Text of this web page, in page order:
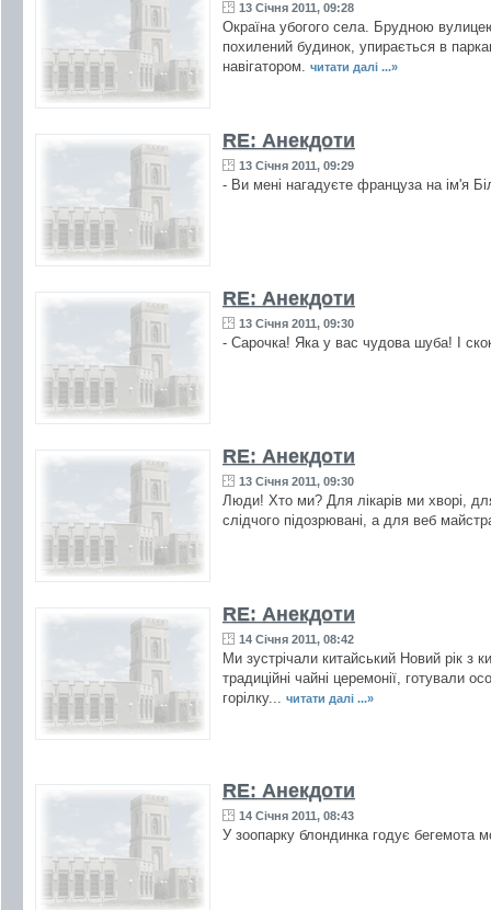
13 Січня 2011, 09:28
Окраїна убогого села. Брудною
похилений будинок, упирається в
навігатором. читати далі ...»
RE: Анекдоти
13 Січня 2011, 09:29
- Ви мені нагадуєте француза на ім'я
RE: Анекдоти
13 Січня 2011, 09:30
- Сарочка! Яка у вас чудова шуба! І
RE: Анекдоти
13 Січня 2011, 09:30
Люди! Хто ми? Для лікарів ми хворі,
слідчого підозрювані, а для веб
RE: Анекдоти
14 Січня 2011, 08:42
Ми зустрічали китайський Новий рік з
традиційні чайні церемонії, готували
горілку... читати далі ...»
RE: Анекдоти
14 Січня 2011, 08:43
У зоопарку блондинка годує бегемота